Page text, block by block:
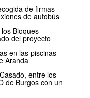
de firmas
de autobús
Bloques
del proyecto
en las piscinas
Aranda
entre los
de Burgos con un